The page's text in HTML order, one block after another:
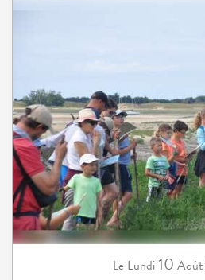
Le Lundi 10 Août